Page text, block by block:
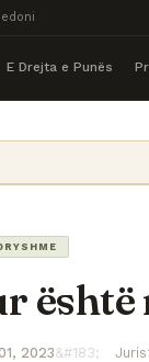
E Drejta e Punës
2023